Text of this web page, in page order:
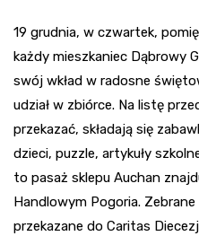
19 grudnia, w czwartek,
każdy mieszkaniec Dąbrowy
swój wkład w radosne
udział w zbiórce. Na listę
przekazać, składają się
dzieci, puzzle, artykuły
to pasaż sklepu Auchan
Handlowym Pogoria.
przekazane do Caritas